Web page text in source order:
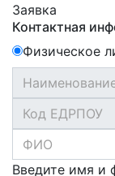
Заявка
Контактная
Физическое
Введите имя и